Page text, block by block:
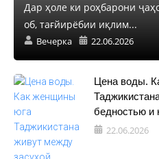
Дар ҳоле ки роҳбарони
об, тағйирёбии иқлим...
Вечерка 22.06.2026
Цена воды.
бедностью и
22.06.2026